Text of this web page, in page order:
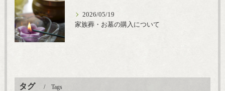
2026/05/19
家族葬・お墓の購入について
タグ Tags